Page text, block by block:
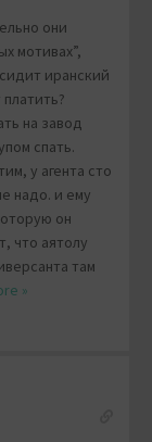
они
мотивах”,
иранский
на завод
спать.
у агента сто
надо. и ему
он
что аятолу
там
»